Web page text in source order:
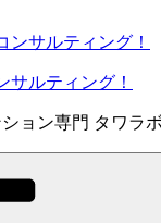
サルティング！
ョン専門 タワラ